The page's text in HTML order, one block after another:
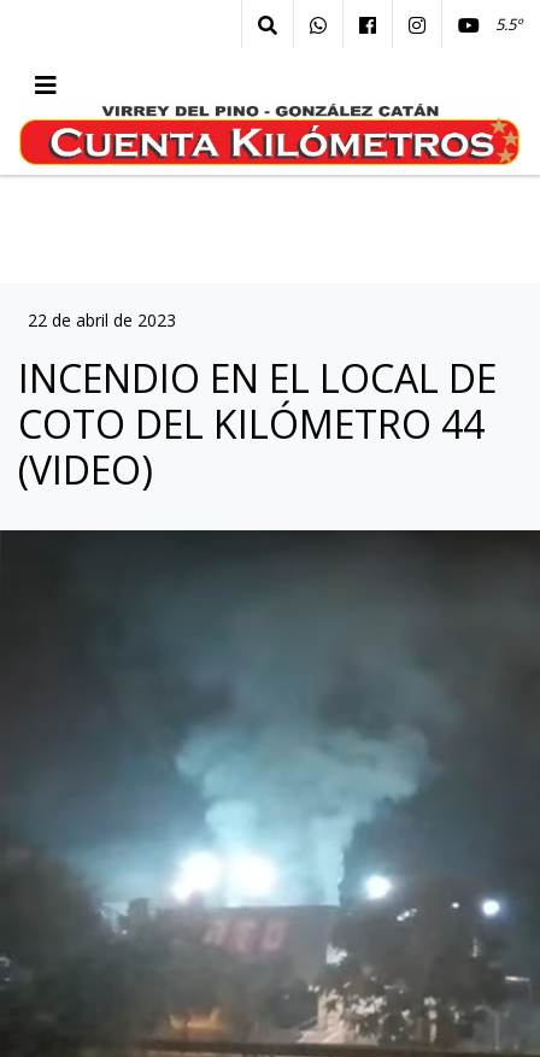
5.5º
22 de abril de 2023
INCENDIO EN EL LOCAL DE
COTO DEL KILÓMETRO 44
(VIDEO)